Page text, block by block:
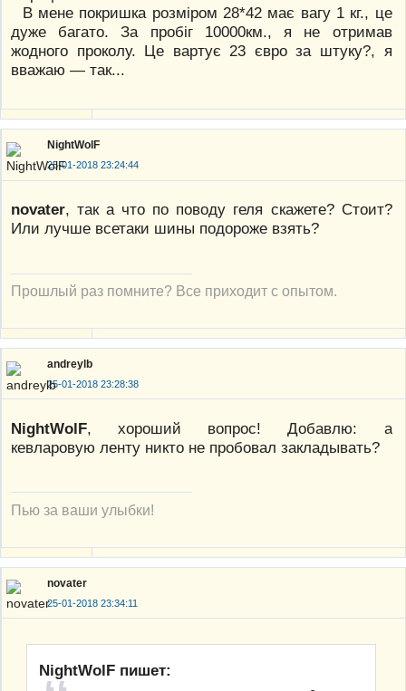
В мене покришка розміром 28*42 має вагу 1 кг., це
дуже багато. За пробіг 10000км., я не отримав
жодного проколу. Це вартує 23 євро за штуку?, я
вважаю — так...
NightWolF
25-01-2018 23:24:44
novater, так а что по поводу геля скажете? Стоит?
Или лучше всетаки шины подороже взять?
Прошлый раз помните? Все приходит с опытом.
andreylb
25-01-2018 23:28:38
NightWolF, хороший вопрос! Добавлю: а
кевларовую ленту никто не пробовал закладывать?
Пью за ваши улыбки!
novater
25-01-2018 23:34:11
NightWolF пишет: